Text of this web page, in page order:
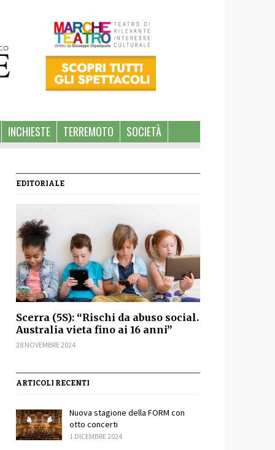
INCHIESTE TERREMOTO SOCIETÀ
EDITORIALE
Scerra (5S): “Rischi da abuso social.
Australia vieta fino ai 16 anni”
28 NOVEMBRE 2024
ARTICOLI RECENTI
Nuova stagione della FORM con
otto concerti
1 DICEMBRE 2024